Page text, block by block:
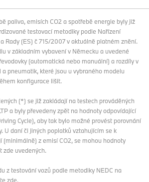
paliva, emisích CO2 a spotřebě energie byly již
testovací metodiky podle Nařízení
Rady (ES) č 715/2007 v aktuálně platném znění.
v základním vybavení v Německu a uvedené
(automatická nebo manuální) a rozdíly v
a pneumatik, které jsou u vybraného modelu
konfigurace lišit.
(*) se již zakládají na testech prováděných
a byly převedeny zpět na hodnoty odpovídající
Cycle), aby tak bylo možné provést porovnání
U daní či jiných poplatků vztahujícím se k
(minimálně) z emisí CO2, se mohou hodnoty
zde uvedených.
z testování vozů podle metodiky NEDC na
zde.